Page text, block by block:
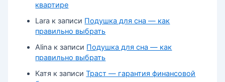
квартире
Lara к записи Подушка для сна — как
правильно выбрать
Alina к записи Подушка для сна — как
правильно выбрать
Катя к записиТраст — гарантия финансовой